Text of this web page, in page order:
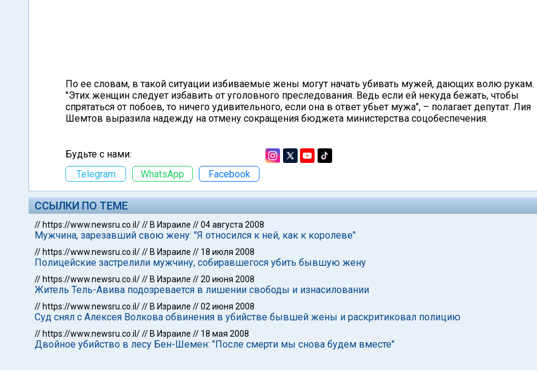
По ее словам, в такой ситуации избиваемые жены могут начать убивать мужей, дающих волю рукам.
"Этих женщин следует избавить от уголовного преследования. Ведь если ей некуда бежать, чтобы
спрятаться от побоев, то ничего удивительного, если она в ответ убьет мужа", – полагает депутат. Лия
Шемтов выразила надежду на отмену сокращения бюджета министерства соцобеспечения.
Будьте с нами:
Telegram
WhatsApp Facebook
ССЫЛКИ ПО ТЕМЕ
// https://www.newsru.co.il/// В Израиле //04 августа 2008
Мужчина, зарезавший свою жену: "Я относился к ней, как к королеве"
// https://www.newsru.co.il/// В Израиле // 18 июля 2008
Полицейские застрелили мужчину, собиравшегося убить бывшую жену
// https://www.newsru.co.il/// В Израиле //20 июня 2008
Житель Тель-Авива подозревается в лишении свободы и изнасиловании
// https://www.newsru.co.il/// В Израиле //02 июня 2008
Суд снял с Алексея Волкова обвинения в убийстве бывшей жены и раскритиковал полицию
// https://www.newsru.co.il/// В Израиле // 18 мая 2008
Двойное убийство в лесу Бен-Шемен: "После смерти мы снова будем вместе"